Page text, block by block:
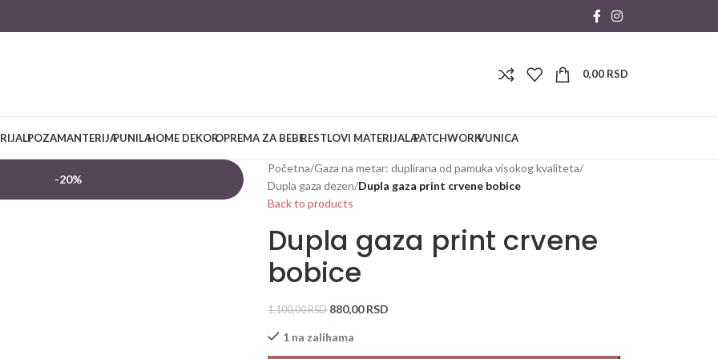
0,00 RSD
POZAMANTERIJAPUNILAHOME DEKOROPREMA ZA BEBERESTLOVI MATERIJALAPATCHWORKVUNICA
-20%
Početna/Gaza na metar: duplirana od pamuka visokog kvaliteta/
Dupla gaza dezen/Dupla gaza print crvene bobice
Back to products
Dupla gaza print crvene
bobice
1.100,00RSD 880,00RSD
1 na zalihama